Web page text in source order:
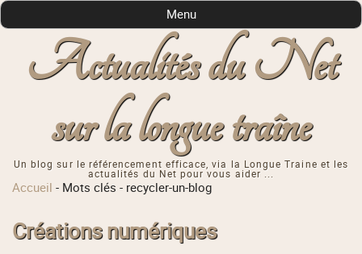
Actualités du Net
sur la longue traîne
Un blog sur le référencement efficace, via la Longue Traine et les
actualités du Net pour vous aider ...
Menu
Accueil - Mots clés - recycler-un-blog
Créations numériques